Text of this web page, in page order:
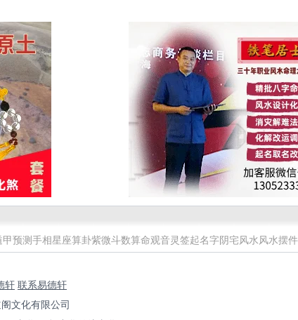
预测手相星座算卦紫微斗数算命观音灵签起名字阴宅风水 风水摆件
轩 联系易德轩
文化有限公司